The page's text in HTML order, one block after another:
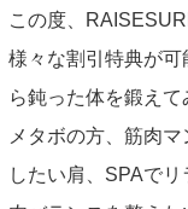
この度、
様々な割引特典が
ら鈍った体を鍛えて
メタボの方、筋肉
したい肩、SPAで